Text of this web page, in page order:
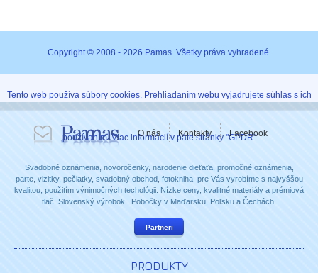
Copyright © 2008 - 2026 Pamas. Všetky práva vyhradené.
Tento web používa súbory cookies. Prehliadaním webu vyjadrujete súhlas s ich
používaním. Viac informácií v päte stránky "GPDR"
O nás Kontakty Facebook
Svadobné oznámenia, novoročenky, narodenie dieťaťa, promočné oznámenia,
parte, vizitky, pečiatky, svadobný obchod, fotokniha pre Vás vyrobíme s najvyššou
kvalitou, použitím výnimočných techológii. Nízke ceny, kvalitné materiály a prémiová
tlač. Slovenský výrobok. Pobočky v Maďarsku, Poľsku a Čechách.
Partneri
PRODUKTY